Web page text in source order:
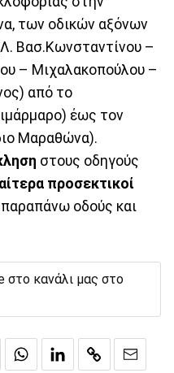
των οδικών αξόνων
Βασ.Κωνσταντίνου –
– Μιχαλακοπούλου –
από το
έως τον
Μαραθώνα).
στους οδηγούς
προσεκτικοί
οδούς και
στο κανάλι μας στο